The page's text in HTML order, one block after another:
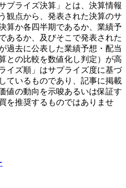
プライズ決算」とは、決算情報
観点から、発表された決算のサ
算か各四半期であるか、業績予
あるか、及びそこで発表された
過去に公表した業績予想・配当
との比較を数値化し判定）が高
イズ順」はサプライズ度に基づ
ているものであり、記事に掲載
値の動向を示唆あるいは保証す
を推奨するものではありませ